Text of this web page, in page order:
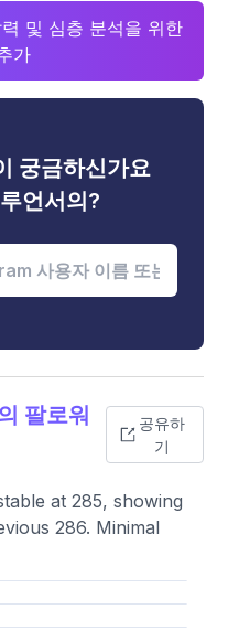
및 심층 분석을 위한
가
궁금하신가요
언서의?
팔로워
공유하
기
at 285, showing
286. Minimal